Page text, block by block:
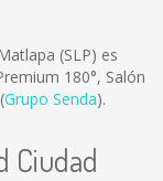
(SLP) es
180°, Salón
Grupo Senda).
Ciudad